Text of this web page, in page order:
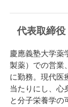
代表取締役
慶應義塾大学薬
製薬）での営業
に勤務。現代医
当たりにし、心
と分子栄養学の